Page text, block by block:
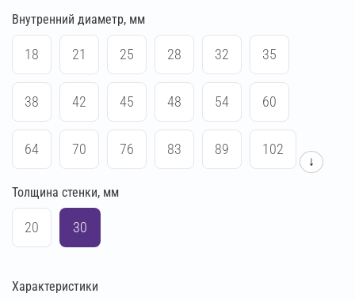
Внутренний диаметр, мм
18 21 25 28 32 35
38 42 45 48 54 60
64 70 76 83 89 102
108 114
194 219
↓
Толщина стенки, мм
20 30
Характеристики